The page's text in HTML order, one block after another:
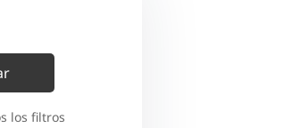
los filtros